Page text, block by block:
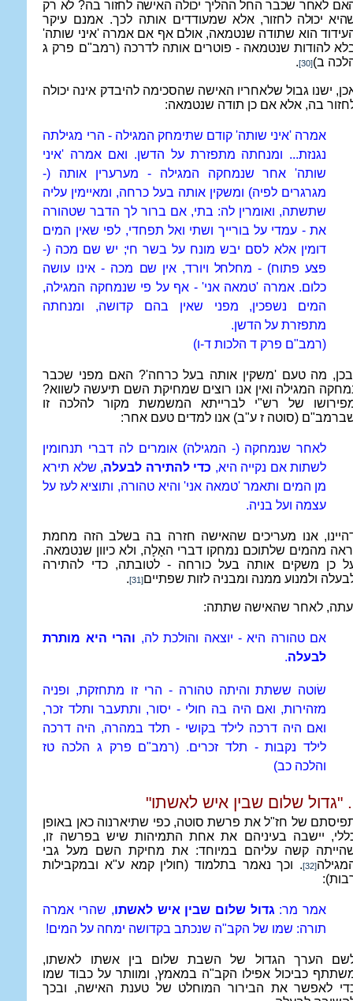
לאחר שכבר החל ההליך יכולה האישה לחזור בה? לא רק
יכולה לחזור, אלא שמעודדים אותה לכך. אמנם עיקר
הוא שתודה שנטמאה, אולם אף אם אמרה 'איני שותה'
להודות שנטמאה - פוטרים אותה לדרכה (רמב"ם פרק ג
ב)[30]
.
ישנו גבול שלאחריו האישה שהסכימה להיבדק אינה יכולה
בה, אלא אם כן תודה שנטמאה:
אמרה 'איני שותה' קודם שתימחק המגילה - הרי מגילתה
נגנזת... ומנחתה מתפזרת על הדשן. ואם אמרה 'איני
שותה' אחר שנמחקה המגילה - מערערין אותה (-
מגרגרים לפיה) ומשקין אותה בעל כרחה, ומאיימין עליה
שתשתה, ואומרין לה: בתי, אם ברור לך הדבר שטהורה
את - עמדי על בורייך ושתי ואל תפחדי, לפי שאין המים
דומין אלא לסם יבש מונח על בשר חי; יש שם מכה (-
פצע פתוח) - מחלחל ויורד, אין שם מכה - אינו עושה
כלום. אמרה 'טמאה אני' - אף על פי שנמחקה המגילה,
המים נשפכין, מפני שאין בהם קדושה, ומנחתה
מתפזרת על הדשן.
(רמב"ם פרק ד הלכות ד-ו)
מה טעם 'משקין אותה בעל כרחה'? האם מפני שכבר
המגילה ואין אנו רוצים שמחיקת השם תיעשה לשווא?
של רש"י לברייתא המשמשת מקור להלכה זו
(סוטה ז ע"ב) אנו למדים טעם אחר:
לאחר שנמחקה (- המגילה) אומרים לה דברי תנחומין
לשתות אם נקייה היא, כדי להתירה לבעלה, שלא תירא
מן המים ותאמר 'טמאה אני' והיא טהורה, ותוציא לעז על
עצמה ועל בניה.
אנו מעריכים שהאישה חזרה בה בשלב הזה מחמת
מהמים שלתוכם נמחקו דברי האָלָה, ולא כיוון שנטמאה.
כן משקים אותה בעל כורחה - לטובתה, כדי להתירה
ולמנוע ממנה ומבניה לזות שפתיים[31]
.
לאחר שהאישה שתתה:
אם טהורה היא - יוצאה והולכת לה, והרי היא מותרת
לבעלה.
שׂוטה ששתת והיתה טהורה - הרי זו מתחזקת, ופניה
מזהירות, ואם היה בה חולי - יסור, ותתעבר ותלד זכר,
ואם היה דרכה לילד בקושי - תלד במהרה, היה דרכה
לילד נקבות - תלד זכרים. (רמב"ם פרק ג הלכה טז
והלכה כב)
"גדול שלום שבין איש לאשתו"
של חז"ל את פרשת סוטה, כפי שתיארנוה כאן באופן
יישבה בעיניהם את אחת התמיהות שיש בפרשה זו,
קשה עליהם במיוחד: את מחיקת השם מעל גבי
[32]. וכך נאמר בתלמוד (חולין קמא ע"א ובמקבילות
אמר מר: גדול שלום שבין איש לאשתו, שהרי אמרה
תורה: שמו של הקב"ה שנכתב בקדושה ימחה על המים!
הערך הגדול של השבת שלום בין אשתו לאשתו,
כביכול אפילו הקב"ה במאמץ, ומוותר על כבוד שמו
לאפשר את הבירור המוחלט של טענת האישה, ובכך